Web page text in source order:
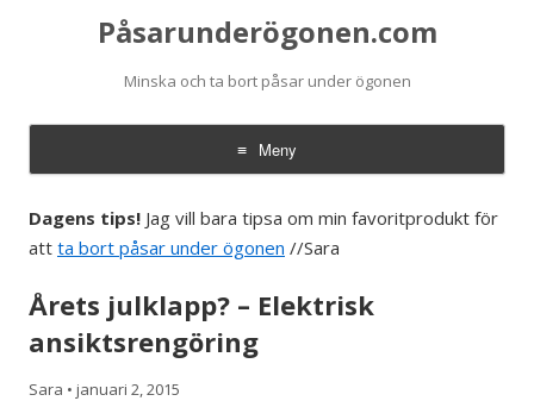
Påsarunderögonen.com
Minska och ta bort påsar under ögonen
Meny
Hoppa till innehåll
Dagens tips! Jag vill bara tipsa om min favoritprodukt för
att ta bort påsar under ögonen //Sara
Årets julklapp? – Elektrisk
ansiktsrengöring
Sara • januari 2, 2015